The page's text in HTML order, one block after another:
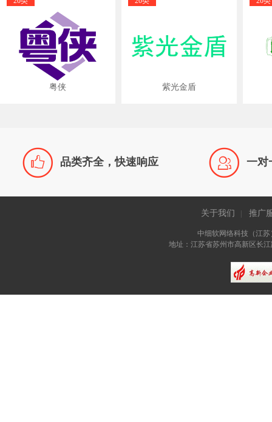
粤侠 紫光金盾
 品类齐全，快速响应  一对
关于我们 推广
中细软网络科技（江
地址：江苏省苏州市高新区长